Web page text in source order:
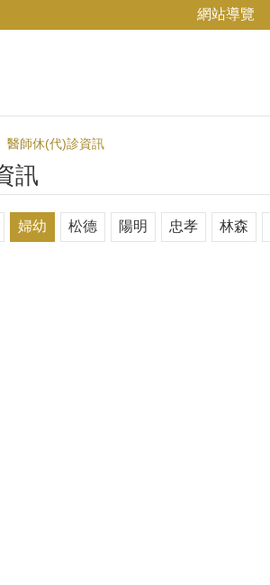
網站導覽
醫師休(代)診資訊
訊
婦幼 松德 陽明 忠孝 林森